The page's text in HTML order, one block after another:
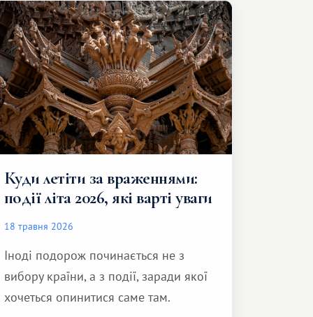
Куди летіти за враженнями:
події літа 2026, які варті уваги
18 травня 2026
Іноді подорож починається не з
вибору країни, а з події, заради якої
хочеться опинитися саме там.